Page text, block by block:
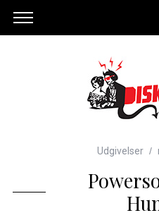
Udgivelser